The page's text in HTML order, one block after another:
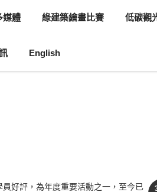
媒體 綠建築繪畫比賽 低碳觀
English
好評，為年度重要活動之一，至今已